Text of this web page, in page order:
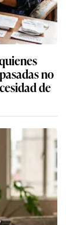
no
de